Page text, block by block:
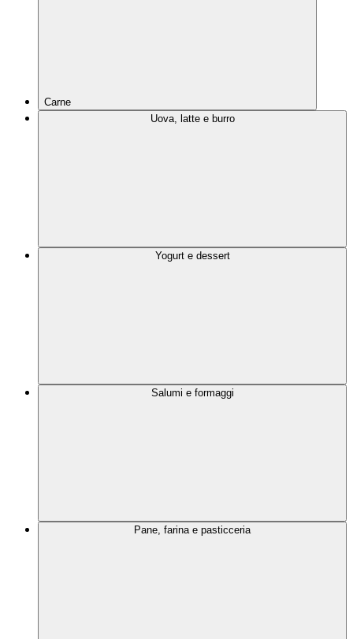
Carne
Uova, latte e burro
Yogurt e dessert
Salumi e formaggi
Pane, farina e pasticceria